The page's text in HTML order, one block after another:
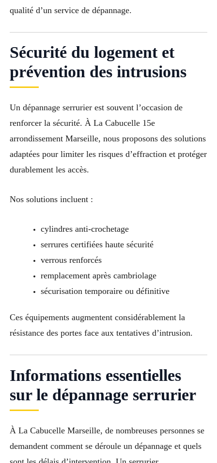
qualité d’un service de dépannage.
Sécurité du logement et
prévention des intrusions
Un dépannage serrurier est souvent l’occasion de
renforcer la sécurité. À La Cabucelle 15e
arrondissement Marseille, nous proposons des solutions
adaptées pour limiter les risques d’effraction et protéger
durablement les accès.
Nos solutions incluent :
cylindres anti-crochetage
serrures certifiées haute sécurité
verrous renforcés
remplacement après cambriolage
sécurisation temporaire ou définitive
Ces équipements augmentent considérablement la
résistance des portes face aux tentatives d’intrusion.
Informations essentielles
sur le dépannage serrurier
À La Cabucelle Marseille, de nombreuses personnes se
demandent comment se déroule un dépannage et quels